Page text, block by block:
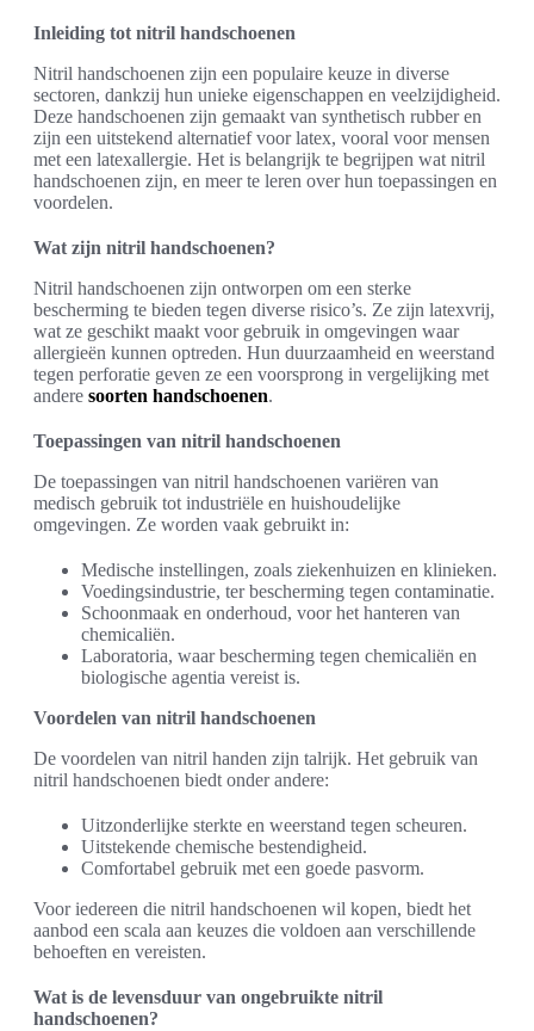
Inleiding tot nitril handschoenen
Nitril handschoenen zijn een populaire keuze in diverse
sectoren, dankzij hun unieke eigenschappen en veelzijdigheid.
Deze handschoenen zijn gemaakt van synthetisch rubber en
zijn een uitstekend alternatief voor latex, vooral voor mensen
met een latexallergie. Het is belangrijk te begrijpen wat nitril
handschoenen zijn, en meer te leren over hun toepassingen en
voordelen.
Wat zijn nitril handschoenen?
Nitril handschoenen zijn ontworpen om een sterke
bescherming te bieden tegen diverse risico’s. Ze zijn latexvrij,
wat ze geschikt maakt voor gebruik in omgevingen waar
allergieën kunnen optreden. Hun duurzaamheid en weerstand
tegen perforatie geven ze een voorsprong in vergelijking met
andere soorten handschoenen.
Toepassingen van nitril handschoenen
De toepassingen van nitril handschoenen variëren van
medisch gebruik tot industriële en huishoudelijke
omgevingen. Ze worden vaak gebruikt in:
Medische instellingen, zoals ziekenhuizen en klinieken.
Voedingsindustrie, ter bescherming tegen contaminatie.
Schoonmaak en onderhoud, voor het hanteren van
chemicaliën.
Laboratoria, waar bescherming tegen chemicaliën en
biologische agentia vereist is.
Voordelen van nitril handschoenen
De voordelen van nitril handen zijn talrijk. Het gebruik van
nitril handschoenen biedt onder andere:
Uitzonderlijke sterkte en weerstand tegen scheuren.
Uitstekende chemische bestendigheid.
Comfortabel gebruik met een goede pasvorm.
Voor iedereen die nitril handschoenen wil kopen, biedt het
aanbod een scala aan keuzes die voldoen aan verschillende
behoeften en vereisten.
Wat is de levensduur van ongebruikte nitril
handschoenen?